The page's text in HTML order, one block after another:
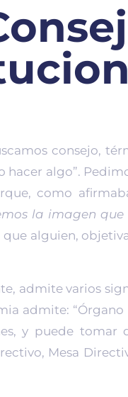
consejo,
algo”.
como
la imagen que
alguien,
admite varios
admite:
y puede tomar
Mesa